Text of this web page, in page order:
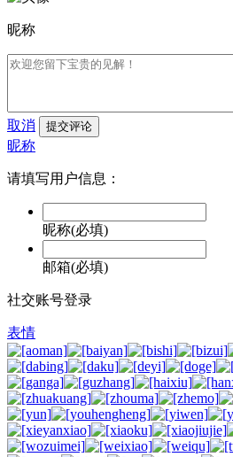
昵称
取消 提交评论
昵称
请填写用户信息：
昵称(必填)
邮箱(必填)
社交账号登录
表情